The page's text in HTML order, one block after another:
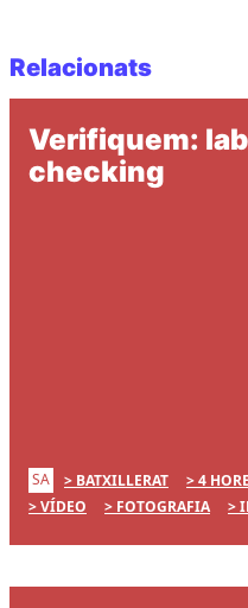
Relacionats
Verifiquem:
checking
SA BATXILLERAT 4
VÍDEO
FOTOGRAFIA